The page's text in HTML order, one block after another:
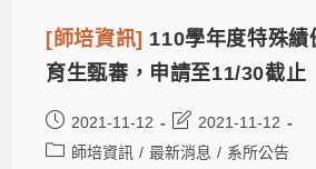
[師培資訊] 110學年度特殊績
育生甄審，申請至11/30截止
2021-11-12
2021-11-12
師培資訊 / 最新消息 / 系所公告